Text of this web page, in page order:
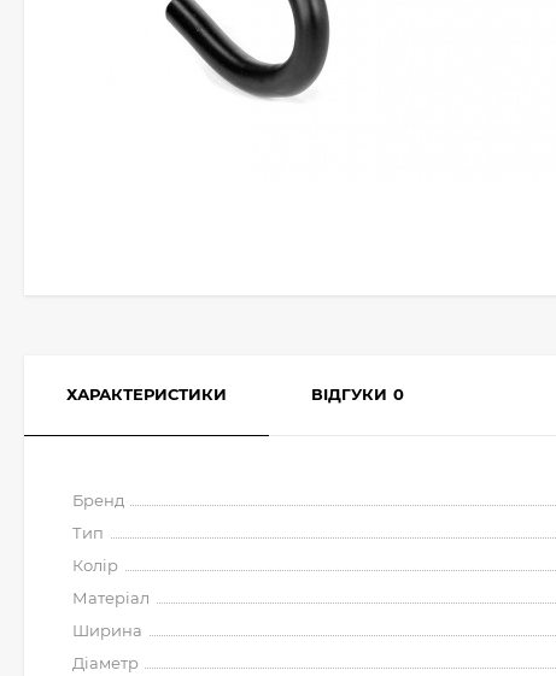
ХАРАКТЕРИСТИКИ ВІДГУКИ 0
Бренд
Тип
Колір
Матеріал
Ширина
Діаметр